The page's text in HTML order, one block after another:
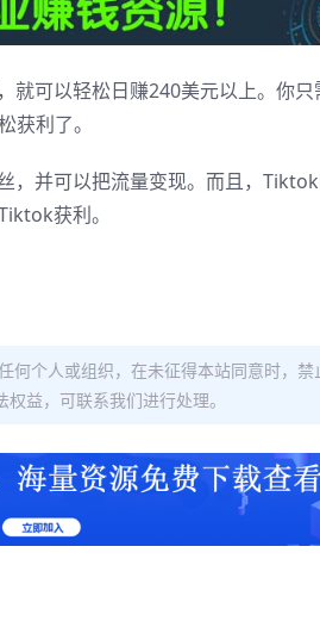
可以轻松日赚240美元以上。你
获利了。
并可以把流量变现。而且，
获利。
个人或组织，在未征得本站同意时，
益，可联系我们进行处理。